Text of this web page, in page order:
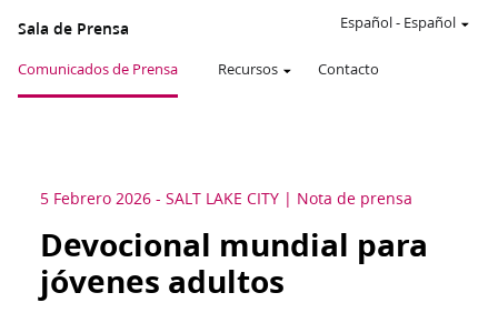
Sala de Prensa
Comunicados de Prensa Recursos Contacto
Español- Español
5 Febrero 2026 - SALT LAKE CITY Nota de prensa
Devocional mundial para
jóvenes adultos